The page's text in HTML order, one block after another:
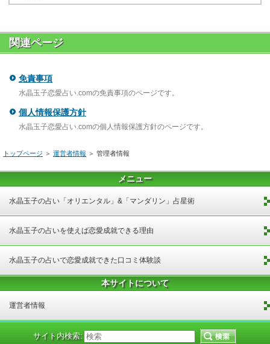
関連ページ
免責事項
水晶玉子恋愛占い.comの免責事項のページです。
個人情報保護方針
水晶玉子恋愛占い.comの個人情報保護方針のページです。
トップページ ＞ 運営者情報 ＞ 管理者情報
メニュー
水晶玉子の占い「オリエンタル」&「マンダリン」占星術
水晶玉子の占いを使えば恋愛成就できる理由
水晶玉子の占いで恋愛成就できた口コミ体験談
本サイトについて
運営者情報
サイト内検索: